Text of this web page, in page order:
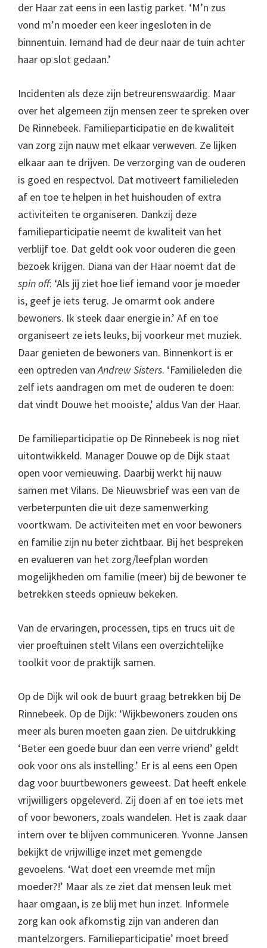
der Haar zat eens in een lastig parket. ‘M’n zus
vond m’n moeder een keer ingesloten in de
binnentuin. Iemand had de deur naar de tuin achter
haar op slot gedaan.’
Incidenten als deze zijn betreurenswaardig. Maar
over het algemeen zijn mensen zeer te spreken over
De Rinnebeek. Familieparticipatie en de kwaliteit
van zorg zijn nauw met elkaar verweven. Ze lijken
elkaar aan te drijven. De verzorging van de ouderen
is goed en respectvol. Dat motiveert familieleden
af en toe te helpen in het huishouden of extra
activiteiten te organiseren. Dankzij deze
familieparticipatie neemt de kwaliteit van het
verblijf toe. Dat geldt ook voor ouderen die geen
bezoek krijgen. Diana van der Haar noemt dat de
spin off: ‘Als jij ziet hoe lief iemand voor je moeder
is, geef je iets terug. Je omarmt ook andere
bewoners. Ik steek daar energie in.’ Af en toe
organiseert ze iets leuks, bij voorkeur met muziek.
Daar genieten de bewoners van. Binnenkort is er
een optreden vanAndrew Sisters. ‘Familieleden die
zelf iets aandragen om met de ouderen te doen:
dat vindt Douwe het mooiste,’ aldus Van der Haar.
De familieparticipatie op De Rinnebeek is nog niet
uitontwikkeld. Manager Douwe op de Dijk staat
open voor vernieuwing. Daarbij werkt hij nauw
samen met Vilans. De Nieuwsbrief was een van de
verbeterpunten die uit deze samenwerking
voortkwam. De activiteiten met en voor bewoners
en familie zijn nu beter zichtbaar. Bij het bespreken
en evalueren van het zorg/leefplan worden
mogelijkheden om familie (meer) bij de bewoner te
betrekken steeds opnieuw bekeken.
Van de ervaringen, processen, tips en trucs uit de
vier proeftuinen stelt Vilans een overzichtelijke
toolkit voor de praktijk samen.
Op de Dijk wil ook de buurt graag betrekken bij De
Rinnebeek. Op de Dijk: ‘Wijkbewoners zouden ons
meer als buren moeten gaan zien. De uitdrukking
‘Beter een goede buur dan een verre vriend’ geldt
ook voor ons als instelling.’ Er is al eens een Open
dag voor buurtbewoners geweest. Dat heeft enkele
vrijwilligers opgeleverd. Zij doen af en toe iets met
of voor bewoners, zoals wandelen. Het is zaak daar
intern over te blijven communiceren. Yvonne Jansen
bekijkt de vrijwillige inzet met gemengde
gevoelens. ‘Wat doet een vreemde met míjn
moeder?!’ Maar als ze ziet dat mensen leuk met
haar omgaan, is ze blij met hun inzet. Informele
zorg kan ook afkomstig zijn van anderen dan
mantelzorgers. Familieparticipatie’ moet breed